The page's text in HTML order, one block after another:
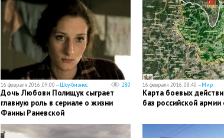
16 февраля 2016, 09:00 —Шоу-бизнес 280
Дочь Любови Полищук сыграет
главную роль в сериале о жизни
Фаины Раневской
16 февраля 2016, 08:40 —Мир
Карта боевых
баз российской армии